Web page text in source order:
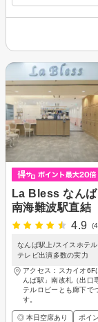
La Bless なんば
南海難波駅直結
4.9
なんば駅上/スイスホテ
テレビ出演多数の実力
アクセス：スカイオ
んば駅」南改札（出口
テルロビーとも廊下で
す。
◎ 本日空席あり ポイ